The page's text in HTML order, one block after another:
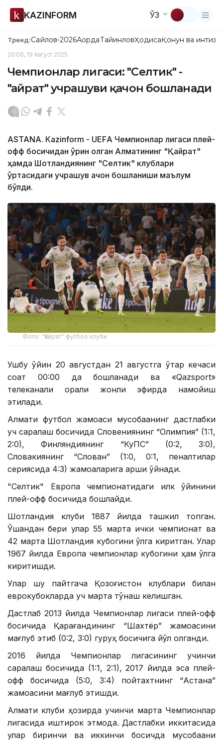
KAZINFORM ЎЗ
Тренд:Сайлов-2026АқордаТайинловҲодисаҚонун ва
20:06, 19 Август 2025
Чемпионлар лигаси: "Селтик" -
"Қайрат" учрашуви қачон бошланади
ASTANА. Кazinform - UEFА Чемпионлар лигаси плей-
офф босқичидан ўрин олган Алматининг "Қайрат"
ҳамда Шотландиянинг "Селтик" клублари
ўртасидаги учрашув қачон бошланиши маълум
бўлди.
Фото: “Қайрат” футбол клуби
Ушбу ўйин 20 августдан 21 августга ўтар кечаси
соат 00:00 да бошланади ва «Qazsport»
телеканали орқали жонли эфирда намойиш
этилади.
Алмати футбол жамоаси мусобақанинг дастлабки
уч саралаш босқичида Словениянинг “Олимпия” (1:1,
2:0), Финляндиянинг “КуПС” (0:2, 3:0),
Словакиянинг “Слован” (1:0, 0:1, пеналтилар
сериясида 4:3) жамоаларига қарши ўйнади.
"Селтик" Европа чемпионатидаги илк ўйинини
плей-офф босқичида бошлайди.
Шотландия клуби 1887 йилда ташкил топган.
Ўшандан бери улар 55 марта ички чемпионат ва
42 марта Шотландия кубогини қўлга киритган. Улар
1967 йилда Европа чемпионлар кубогини ҳам қўлга
киритишди.
Улар шу пайтгача Қозоғистон клублари билан
еврокубокларда уч марта тўқнаш келишган.
Дастлаб 2013 йилда Чемпионлар лигаси плей-офф
босқичида Қарағандининг “Шахтёр” жамоасини
мағлуб этиб (0:2, 3:0) гуруҳ босқичига йўл олганди.
2016 йилда Чемпионлар лигасининг учинчи
саралаш босқичида (1:1, 2:1), 2017 йилда эса плей-
офф босқичида (5:0, 3:4) пойтахтнинг “Астана”
жамоасини мағлуб этишди.
Алмати клуби ҳозирда учинчи марта Чемпионлар
лигасида иштирок этмоқда. Дастлабки иккитасида
улар биринчи ва иккинчи босқичда мусобақани